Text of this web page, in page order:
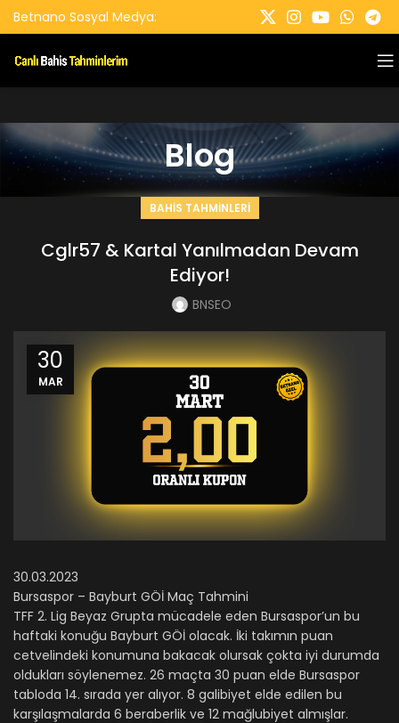
Betnano Sosyal Medya:
Blog
BAHIS TAHMINLERI
Cglr57 & Kartal Yanılmadan Devam
Ediyor!
BNSEO
30
MAR
30.03.2023
Bursaspor – Bayburt GÖİ Maç Tahmini
TFF 2. Lig Beyaz Grupta mücadele eden Bursaspor’un bu
haftaki konuğu Bayburt GÖİ olacak. İki takımın puan
cetvelindeki konumuna bakacak olursak çokta iyi durumda
oldukları söylenemez. 26 maçta 30 puan elde Bursaspor
tabloda 14. sırada yer alıyor. 8 galibiyet elde edilen bu
karşılaşmalarda 6 beraberlik ve 12 mağlubiyet almışlar.